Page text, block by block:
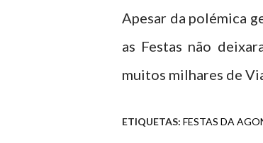
Apesar da polémica
as Festas não
muitos milhares de
ETIQUETAS: FESTAS DA